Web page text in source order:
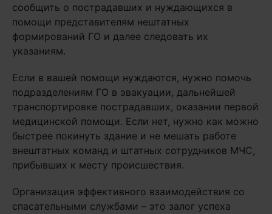
сообщить о пострадавших и нуждающихся в
помощи представителям нештатных
формирований ГО и далее следовать их
указаниям.
Если в вашей помощи нуждаются, нужно помочь
подразделениям ГО в эвакуации, дальнейшей
транспортировке пострадавших, оказании первой
медицинской помощи. Если нет, нужно как можно
быстрее покинуть здание и не мешать работе
внештатных команд и штатных сотрудников МЧС,
прибывших к месту происшествия.
Организация эффективного взаимодействия со
спасательными службами – это залог успеха